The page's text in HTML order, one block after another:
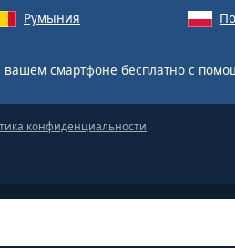
Румыния
вашем смартфоне бесплатно с
конфиденциальности